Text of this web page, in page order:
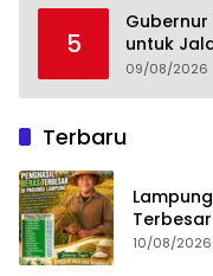
5
Gubernur
untuk
Komang
09/08/2026
Terbaru
Nyata
10/08/2026